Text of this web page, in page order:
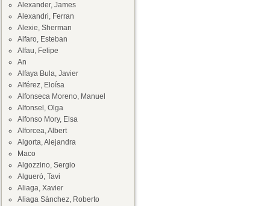
Alexander, James
Alexandri, Ferran
Alexie, Sherman
Alfaro, Esteban
Alfau, Felipe
An
Alfaya Bula, Javier
Alférez, Eloísa
Alfonseca Moreno, Manuel
Alfonsel, Olga
Alfonso Mory, Elsa
Alforcea, Albert
Algorta, Alejandra
Maco
Algozzino, Sergio
Algueró, Tavi
Aliaga, Xavier
Aliaga Sánchez, Roberto